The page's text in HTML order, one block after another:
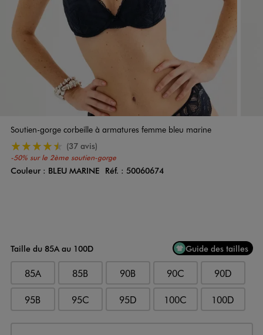
Soutien-gorge corbeille à armatures femme bleu marine
-50% sur le 2ème soutien-gorge
4.5/5 de moyenne
(37 avis)
Couleur
Couleur : BLEU MARINE Réf. : 50060674
Taille du 85A au 100D Guide des tailles
85A 85B 90B 90C 90D
95B 95C 95D 100C 100D